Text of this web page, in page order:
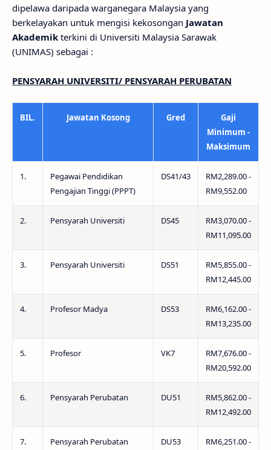
dipelawa daripada warganegara Malaysia yang
berkelayakan untuk mengisi kekosongan Jawatan
Akademik terkini di Universiti Malaysia Sarawak
(UNIMAS) sebagai :
PENSYARAH UNIVERSITI/ PENSYARAH PERUBATAN
BIL. Jawatan Kosong Gred
Gaji
Minimum -
Maksimum
1.
Pegawai Pendidikan
Pengajian Tinggi (PPPT)
DS41/43
RM2,289.00 -
RM9,552.00
2. Pensyarah Universiti DS45
RM3,070.00 -
RM11,095.00
3. Pensyarah Universiti DS51
RM5,855.00 -
RM12,445.00
4. Profesor Madya DS53
RM6,162.00 -
RM13,235.00
5. Profesor VK7
RM7,676.00 -
RM20,592.00
6. Pensyarah Perubatan DU51
RM5,862.00 -
RM12,492.00
7. Pensyarah Perubatan DU53
RM6,251.00 -